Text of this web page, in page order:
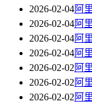
2026-02-04阿
2026-02-04阿
2026-02-04阿
2026-02-04阿
2026-02-02 阿
2026-02-02 阿
2026-02-02 阿